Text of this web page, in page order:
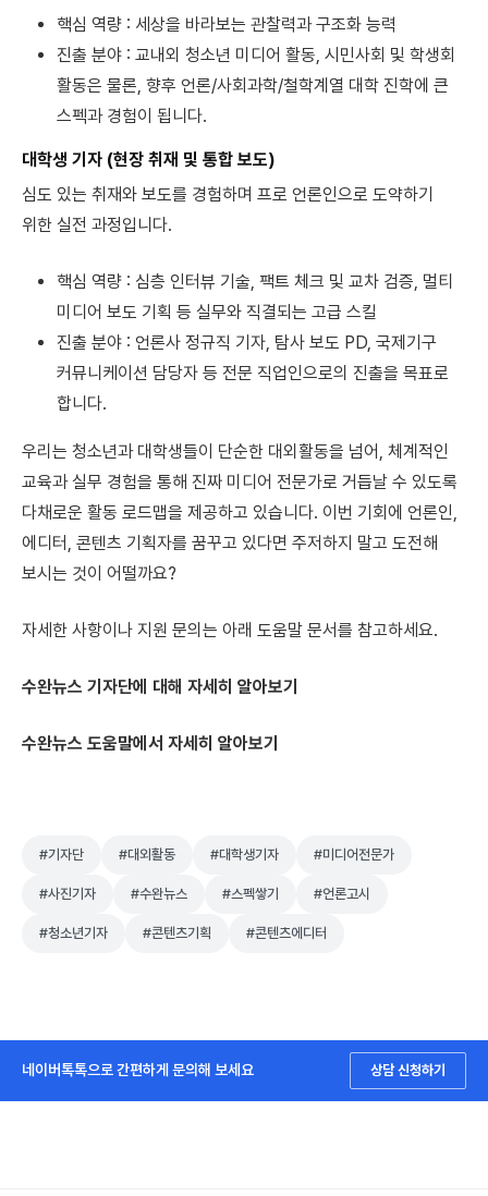
핵심 역량 : 세상을 바라보는 관찰력과 구조화 능력
진출 분야 : 교내외 청소년 미디어 활동, 시민사회 및 학생회
활동은 물론, 향후 언론/사회과학/철학계열 대학 진학에 큰
스펙과 경험이 됩니다.
대학생 기자 (현장 취재 및 통합 보도)
심도 있는 취재와 보도를 경험하며 프로 언론인으로 도약하기
위한 실전 과정입니다.
핵심 역량 : 심층 인터뷰 기술, 팩트 체크 및 교차 검증, 멀티
미디어 보도 기획 등 실무와 직결되는 고급 스킬
진출 분야 : 언론사 정규직 기자, 탐사 보도 PD, 국제기구
커뮤니케이션 담당자 등 전문 직업인으로의 진출을 목표로
합니다.
우리는 청소년과 대학생들이 단순한 대외활동을 넘어, 체계적인
교육과 실무 경험을 통해 진짜 미디어 전문가로 거듭날 수 있도록
다채로운 활동 로드맵을 제공하고 있습니다. 이번 기회에 언론인,
에디터, 콘텐츠 기획자를 꿈꾸고 있다면 주저하지 말고 도전해
보시는 것이 어떨까요?
자세한 사항이나 지원 문의는 아래 도움말 문서를 참고하세요.
수완뉴스 기자단에 대해 자세히 알아보기
수완뉴스 도움말에서 자세히 알아보기
#기자단 #대외활동 #대학생기자 #미디어전문가
#사진기자 #수완뉴스 #스펙쌓기 #언론고시
#청소년기자 #콘텐츠기획 #콘텐츠에디터
네이버톡톡으로 간편하게 문의해 보세요 상담 신청하기